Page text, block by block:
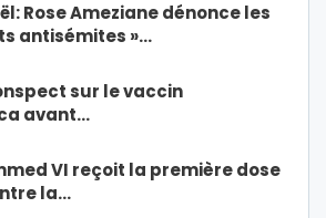
Rose Ameziane dénonce les
antisémites »…
sur le vaccin
avant…
VI reçoit la première dose
la…